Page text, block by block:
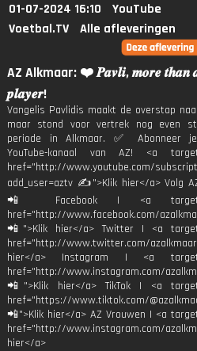
01-07-2024 16:10
YouTube
Voetbal.TV
Alle afleveringen
AZ Alkmaar: ❤️ 𝑷𝒂𝒗𝒍𝒊, 𝒎𝒐𝒓𝒆 𝒕𝒉𝒂𝒏
𝒑𝒍𝒂𝒚𝒆𝒓!
Vangelis Pavlidis maakt de overstap
maar stond voor vertrek nog even
periode in Alkmaar. ✅ Abonneer
YouTube-kanaal van AZ! <a
href="http://www.youtube.com/
add_user=aztv ✍">Klik hier</a> Volg
📲 Facebook | <a
href="http://www.facebook.com/
📲">Klik hier</a> Twitter | <a
href="http://www.twitter.com/
hier</a> Instagram | <a
href="http://www.instagram.com/
📲">Klik hier</a> TikTok | <a
href="https://www.tiktok.com/
📲">Klik hier</a> AZ Vrouwen | <a
href="http://www.instagram.com/
hier</a>